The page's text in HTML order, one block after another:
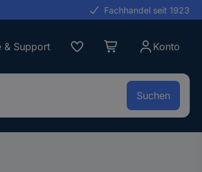
Fachhandel seit 1923
& Support Konto
Suchen